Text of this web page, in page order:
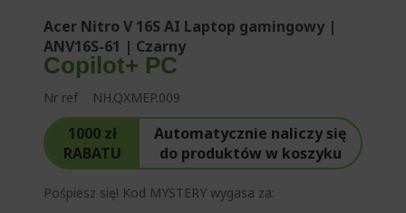
Acer Nitro V 16S AI Laptop gamingowy |
ANV16S-61 | Czarny
Copilot+ PC
Nr ref NH.QXMEP.009
1000 zł
RABATU
Automatycznie naliczy się
do produktów w koszyku
Pośpiesz się! Kod MYSTERY wygasa za: